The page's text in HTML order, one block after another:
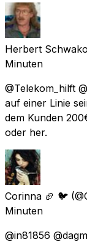
Herbert
Minuten
@Telekom_hilft
auf einer Linie
dem Kunden
oder her.
Corinna 🏈 🐦
Minuten
@in81856